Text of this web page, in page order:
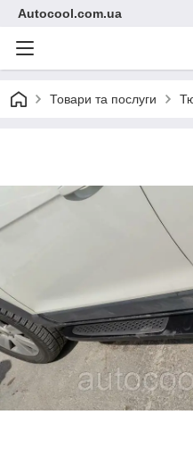
Autocool.com.ua
Товари та послуги